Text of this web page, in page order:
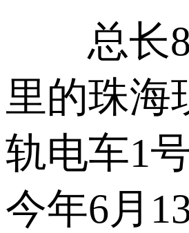
总长
里的珠海
轨电车1
今年6月